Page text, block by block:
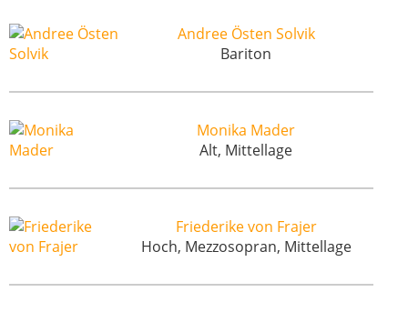
Andree Östen Solvik
Bariton
Monika Mader
Alt, Mittellage
Friederike von Frajer
Hoch, Mezzosopran, Mittellage